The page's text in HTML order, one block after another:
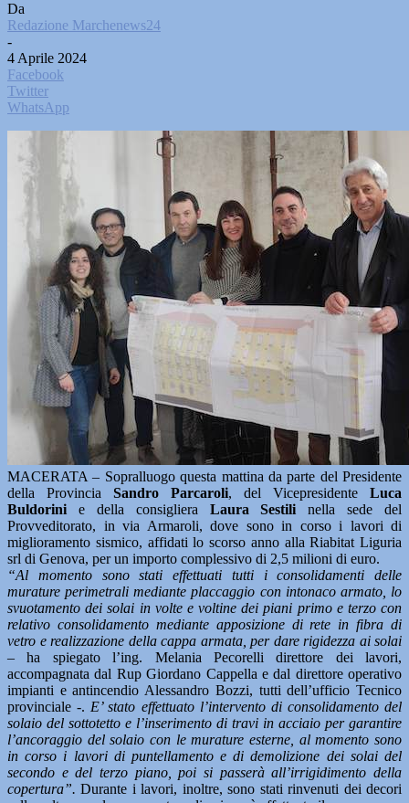
Da
Redazione Marchenews24
-
4 Aprile 2024
Facebook
Twitter
WhatsApp
MACERATA – Sopralluogo questa mattina da parte del Presidente
della Provincia Sandro Parcaroli, del Vicepresidente Luca
Buldorini e della consigliera Laura Sestili nella sede del
Provveditorato, in via Armaroli, dove sono in corso i lavori di
miglioramento sismico, affidati lo scorso anno alla Riabitat Liguria
srl di Genova, per un importo complessivo di 2,5 milioni di euro.
“Al momento sono stati effettuati tutti i consolidamenti delle
murature perimetrali mediante placcaggio con intonaco armato, lo
svuotamento dei solai in volte e voltine dei piani primo e terzo con
relativo consolidamento mediante apposizione di rete in fibra di
vetro e realizzazione della cappa armata, per dare rigidezza ai solai
– ha spiegato l’ing. Melania Pecorelli direttore dei lavori,
accompagnata dal Rup Giordano Cappella e dal direttore operativo
impianti e antincendio Alessandro Bozzi, tutti dell’ufficio Tecnico
provinciale -. E’ stato effettuato l’intervento di consolidamento del
solaio del sottotetto e l’inserimento di travi in acciaio per garantire
l’ancoraggio del solaio con le murature esterne, al momento sono
in corso i lavori di puntellamento e di demolizione dei solai del
secondo e del terzo piano, poi si passerà all’irrigidimento della
copertura”.Durante i lavori, inoltre, sono stati rinvenuti dei decori